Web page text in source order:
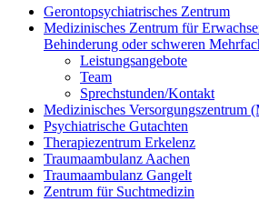
Gerontopsychiatrisches Zentrum
Medizinisches Zentrum für
Behinderung oder schweren
Leistungsangebote
Team
Sprechstunden/Kontakt
Medizinisches Versorgungszentrum
Psychiatrische Gutachten
Therapiezentrum Erkelenz
Traumaambulanz Aachen
Traumaambulanz Gangelt
Zentrum für Suchtmedizin